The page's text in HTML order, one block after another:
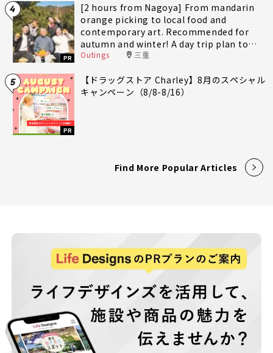
4
PR
[2 hours from Nagoya] From mandarin
orange picking to local food and
contemporary art. Recommended for
autumn and winter! A day trip plan to
fully enjoy Minami-Ise Town
Outings 三重
5
PR
【ドラッグストア Charley】8月のスペシャル
キャンペーン（8/8-8/16）
Find More Popular Articles